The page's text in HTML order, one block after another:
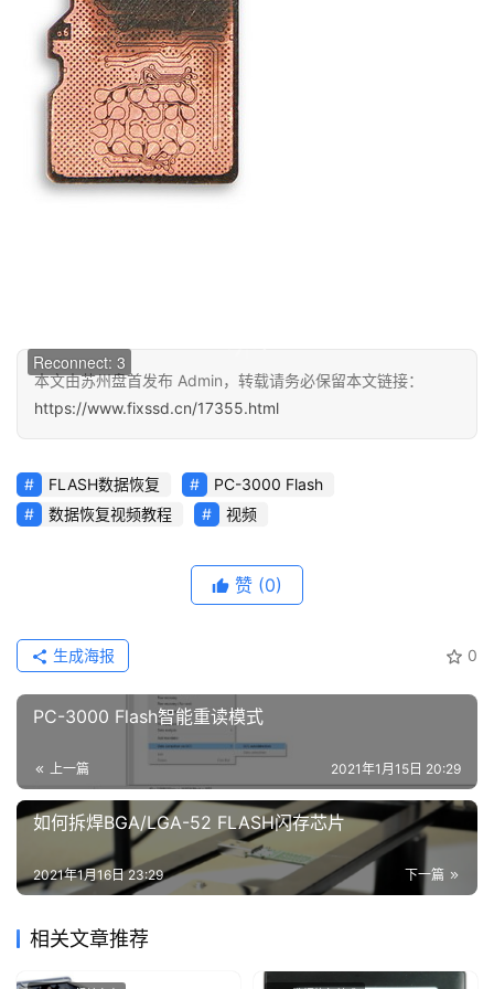
Reconnect: 3
本文由苏州盘首发布 Admin，转载请务必保留本文链接：
https://www.fixssd.cn/17355.html
FLASH数据恢复
PC-3000 Flash
数据恢复视频教程
视频
赞 (0)
0
生成海报
PC-3000 Flash智能重读模式
上一篇 2021年1月15日 20:29
如何拆焊BGA/LGA-52 FLASH闪存芯片
下一篇
2021年1月16日 23:29
相关文章推荐